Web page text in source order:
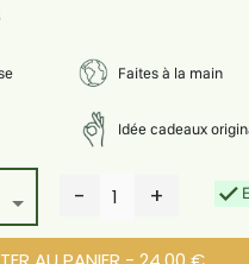
Faites à la main
Idée cadeaux
- 1 +